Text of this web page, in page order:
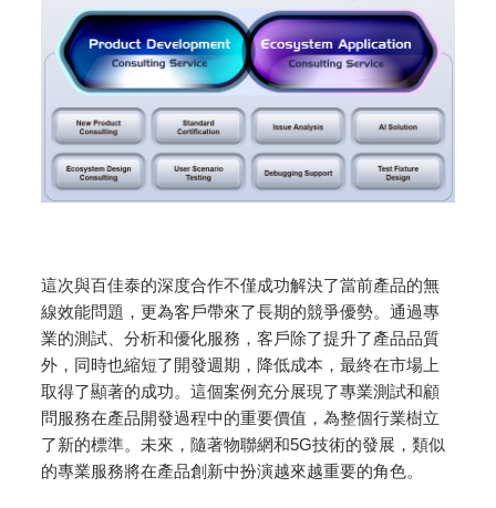
這次與百佳泰的深度合作不僅成功解決了當前產品的無
線效能問題，更為客戶帶來了長期的競爭優勢。通過專
業的測試、分析和優化服務，客戶除了提升了產品品質
外，同時也縮短了開發週期，降低成本，最終在市場上
取得了顯著的成功。這個案例充分展現了專業測試和顧
問服務在產品開發過程中的重要價值，為整個行業樹立
了新的標準。未來，隨著物聯網和5G技術的發展，類似
的專業服務將在產品創新中扮演越來越重要的角色。